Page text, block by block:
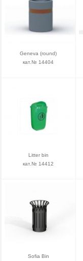
Geneva (round)
кат.№ 14404
Litter bin
кат.№ 14412
Sofia Bin